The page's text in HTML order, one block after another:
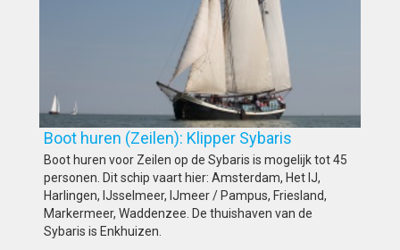
Boot huren (Zeilen): Klipper Sybaris
Boot huren voor Zeilen op de Sybaris is mogelijk tot 45
personen. Dit schip vaart hier: Amsterdam, Het IJ,
Harlingen, IJsselmeer, IJmeer / Pampus, Friesland,
Markermeer, Waddenzee. De thuishaven van de
Sybaris is Enkhuizen.